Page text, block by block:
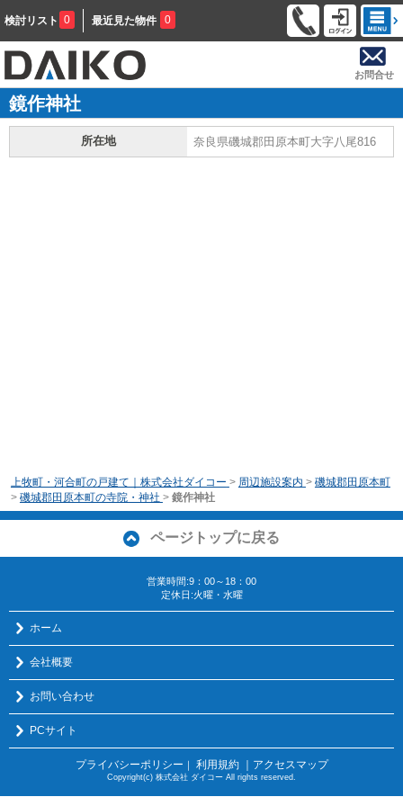
検討リスト 0 最近見た物件 0
お問合せ
鏡作神社
所在地 奈良県磯城郡田原本町大字八尾816
上牧町・河合町の戸建て｜株式会社ダイコー > 周辺施設案内 > 磯城郡田原本町
> 磯城郡田原本町の寺院・神社 > 鏡作神社
ページトップに戻る
営業時間:9：00～18：00
定休日:火曜・水曜
ホーム
会社概要
お問い合わせ
PCサイト
プライバシーポリシー ｜ 利用規約 ｜アクセスマップ
Copyright(c) 株式会社 ダイコー All rights reserved.